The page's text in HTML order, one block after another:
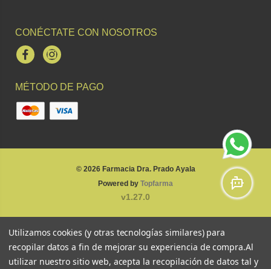
CONÉCTATE CON NOSOTROS
FacebookInstagram
MÉTODO DE PAGO
© 2026 Farmacia Dra. Prado Ayala
Powered by Topfarma
v1.27.0
Utilizamos cookies (y otras tecnologías similares) para
recopilar datos a fin de mejorar su experiencia de compra.Al
utilizar nuestro sitio web, acepta la recopilación de datos tal y